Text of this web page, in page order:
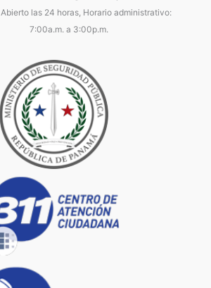
Abierto las 24 horas, Horario administrativo:
7:00a.m. a 3:00p.m.